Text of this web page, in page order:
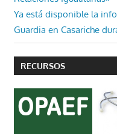
entradas
Entrada
siguiente:
Ya está disponible la
Guardia en Casariche
RECURSOS